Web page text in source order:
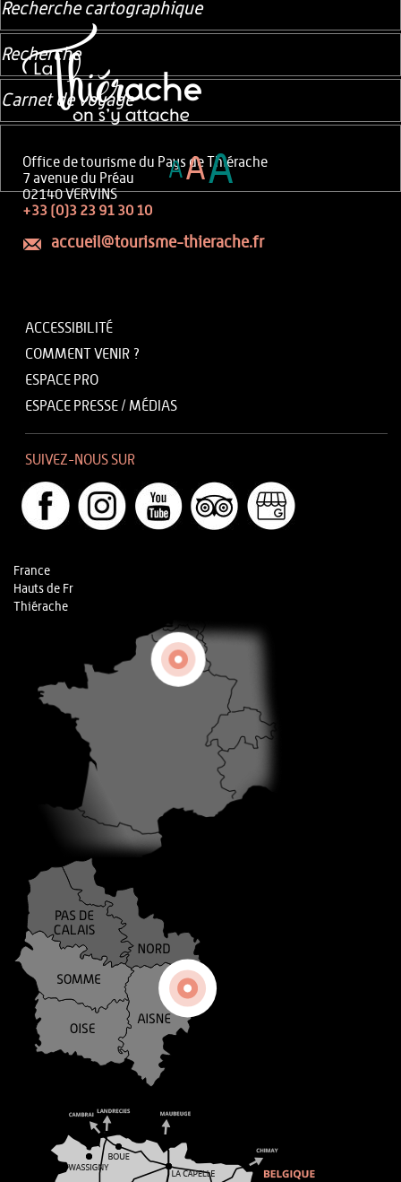
Office de tourisme du Pays de Thiérache
7 avenue du Préau
02140 VERVINS
+33 (0)3 23 91 30 10
accueil@tourisme-thierache.fr
ACCESSIBILITÉ
COMMENT VENIR ?
ESPACE PRO
ESPACE PRESSE / MÉDIAS
SUIVEZ-NOUS SUR
France
Hauts de Fr
Thiérache
Recherche cartographique
Recherche
Carnet de voyage
AAA